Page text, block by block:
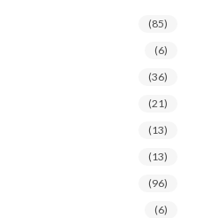
(85)
(6)
(36)
(21)
(13)
(13)
(96)
(6)